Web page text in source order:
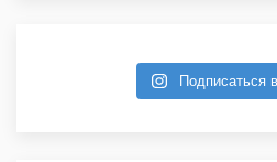
Подписаться